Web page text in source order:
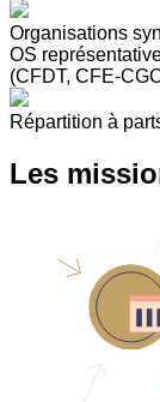
Organisations
OS
(CFDT, CFE-
Répartition à
Les